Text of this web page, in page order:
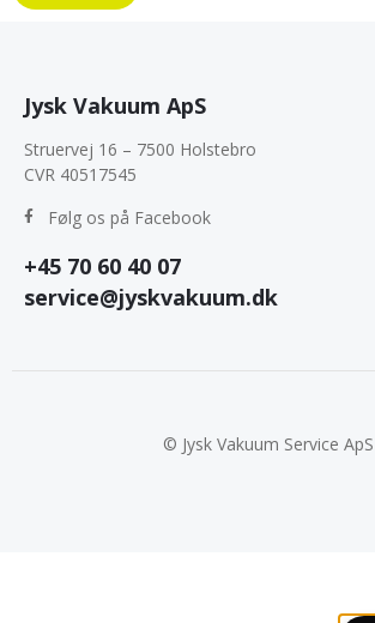
Jysk Vakuum ApS
Struervej 16 – 7500 Holstebro
CVR 40517545
Følg os på Facebook
+45 70 60 40 07
service@jyskvakuum.dk
© Jysk Vakuum Service ApS